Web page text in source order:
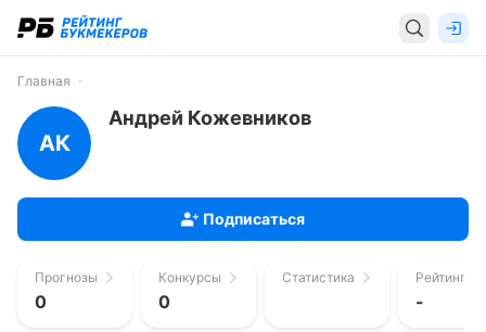
Главная
АК
Андрей Кожевников
Подписаться
Прогнозы
0
Конкурсы
0
Статистика Рейтинг
-